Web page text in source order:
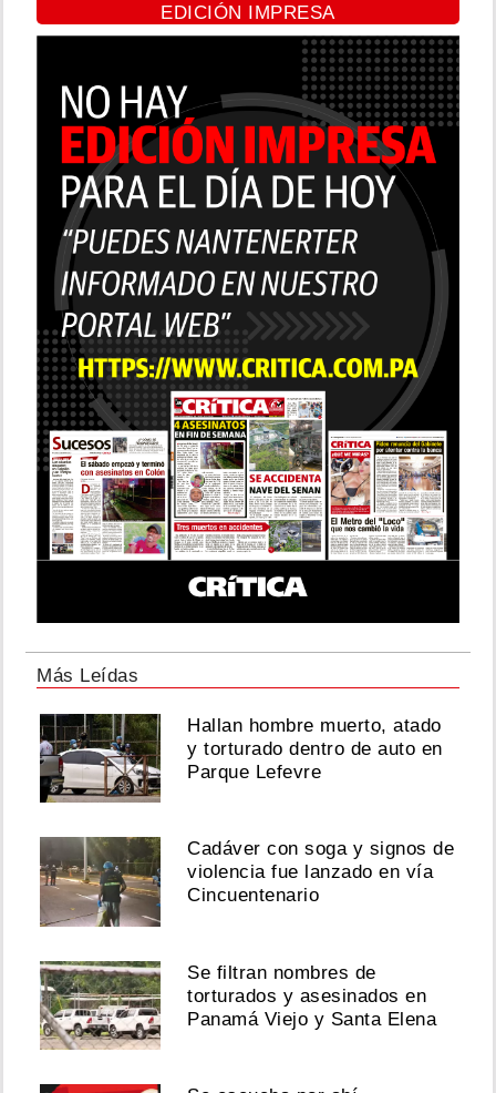
EDICIÓN IMPRESA
Más Leídas
Hallan hombre muerto, atado
y torturado dentro de auto en
Parque Lefevre
Cadáver con soga y signos de
violencia fue lanzado en vía
Cincuentenario
Se filtran nombres de
torturados y asesinados en
Panamá Viejo y Santa Elena